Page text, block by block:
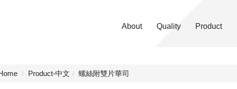
About Quality Product
Product-中文 螺絲附雙片華司